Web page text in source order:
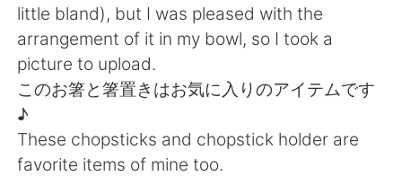
Italiano Türkçe
Tiếng Việt
little bland), but I was pleased with the
arrangement of it in my bowl, so I took a
picture to upload.
このお箸と箸置きはお気に入りのアイテムです
♪
These chopsticks and chopstick holder are
favorite items of mine too.